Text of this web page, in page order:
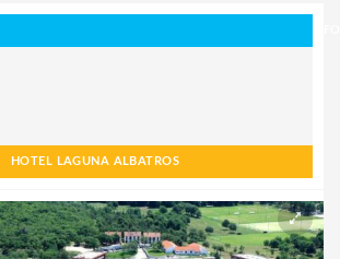
HOTEL LAGUNA ALBATROS